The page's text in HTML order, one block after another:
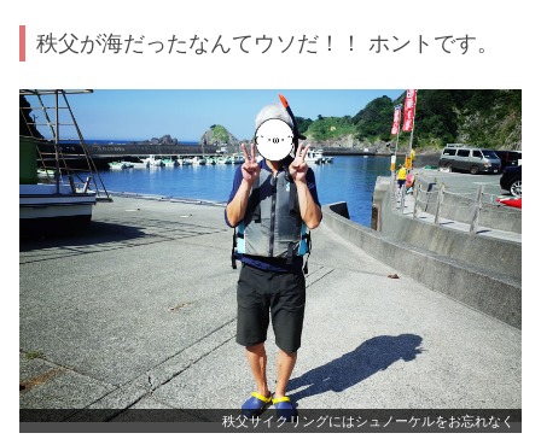
秩父が海だったなんてウソだ！！ ホントです。
秩父サイクリングにはシュノーケルをお忘れなく